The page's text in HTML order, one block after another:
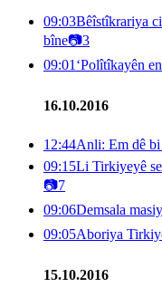
09:03Bêîstîkrariya
bîne📷3
09:01 ‘Polîtîkayên
16.10.2016
12:44Anli: Em dê
09:15Li Tirkiyeyê
📷7
09:06Demsala
09:05Aboriya
15.10.2016